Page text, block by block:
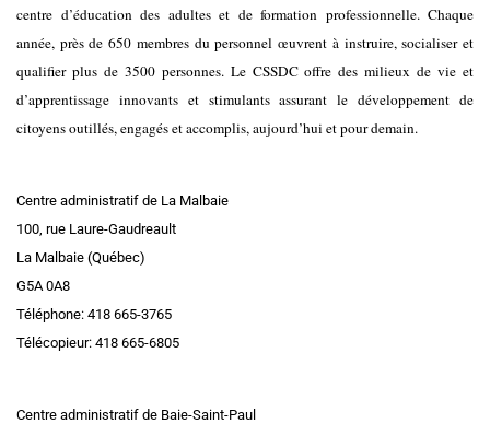
centre d’éducation des adultes et de formation professionnelle. Chaque
année, près de 650 membres du personnel œuvrent à instruire, socialiser et
qualifier plus de 3500 personnes. Le CSSDC offre des milieux de vie et
d’apprentissage innovants et stimulants assurant le développement de
citoyens outillés, engagés et accomplis, aujourd’hui et pour demain.
Centre administratif de La Malbaie
100, rue Laure-Gaudreault
La Malbaie (Québec)
G5A 0A8
Téléphone: 418 665-3765
Télécopieur: 418 665-6805
Centre administratif de Baie-Saint-Paul